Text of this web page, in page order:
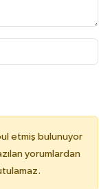
etmiş bulunuyor
yorumlardan